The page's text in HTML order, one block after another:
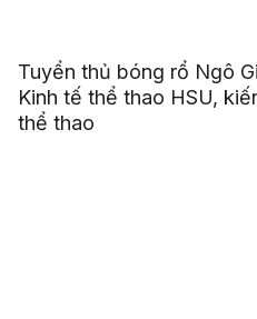
Tuyển thủ bóng rổ Ngô
Kinh tế thể thao HSU,
thể thao